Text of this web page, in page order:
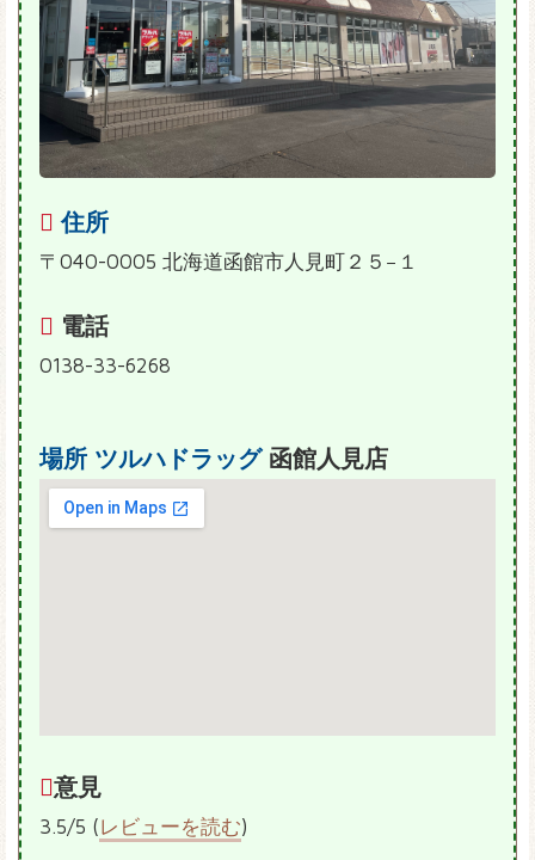
住所
〒040-0005 北海道函館市人見町２５−１
電話
0138-33-6268
場所 ツルハドラッグ函館人見店
意見
3.5/5 (レビューを読む)